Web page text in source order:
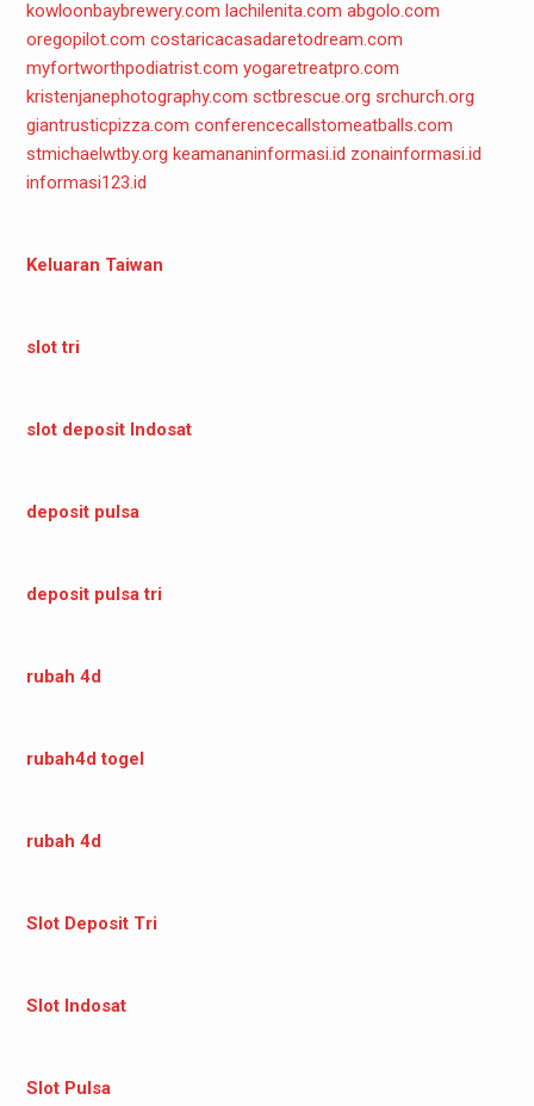
kowloonbaybrewery.com lachilenita.com abgolo.com
oregopilot.com costaricacasadaretodream.com
myfortworthpodiatrist.com yogaretreatpro.com
kristenjanephotography.com sctbrescue.org srchurch.org
giantrusticpizza.com conferencecallstomeatballs.com
stmichaelwtby.org keamananinformasi.id zonainformasi.id
informasi123.id
Keluaran Taiwan
slot tri
slot deposit Indosat
deposit pulsa
deposit pulsa tri
rubah 4d
rubah4d togel
rubah 4d
Slot Deposit Tri
Slot Indosat
Slot Pulsa